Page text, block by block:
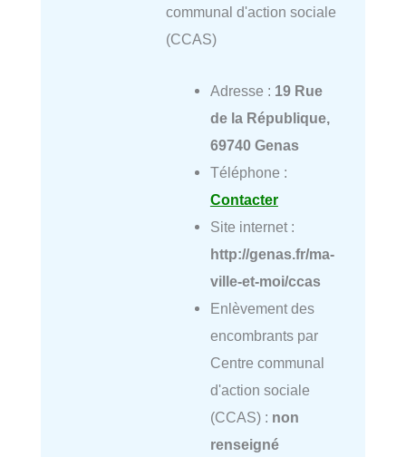
communal d'action sociale
(CCAS)
Adresse : 19 Rue
de la République,
69740 Genas
Téléphone :
Contacter
Site internet :
http://genas.fr/ma-
ville-et-moi/ccas
Enlèvement des
encombrants par
Centre communal
d'action sociale
(CCAS) : non
renseigné